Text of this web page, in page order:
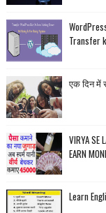
Transfer
एक दिन में
VIRYA SE
EARN
Learn